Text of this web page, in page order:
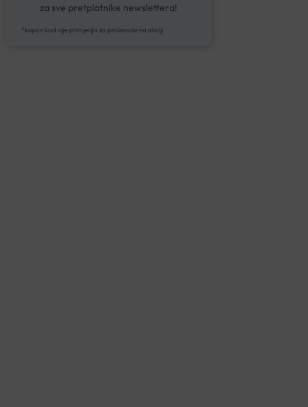
za sve pretplatnike newslettera!
*kupon kod nije primjenjiv za proizvode na akciji